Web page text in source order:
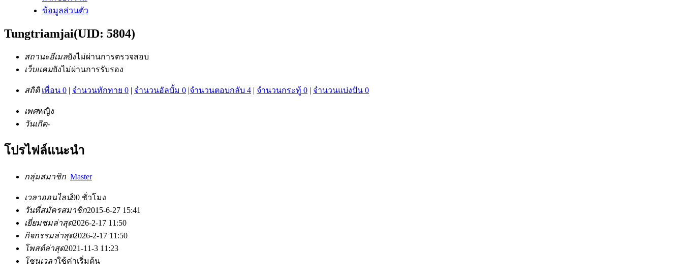
ข้อมูลส่วนตัว
Tungtriamjai(UID: 5804)
สถานะอีเมลยังไม่ผ่านการตรวจสอบ
เว็บแคมยังไม่ผ่านการรับรอง
สถิติ เพื่อน 0 | จำนวนทักทาย 0 | จำนวนอัลบั้ม 0 |จำนวนตอบกลับ 4 | จำนวนกระทู้ 0 | จำนวนแบ่งปัน 0
เพศหญิง
วันเกิด-
โปรไฟล์แนะนำ
กลุ่มสมาชิก Master
เวลาออนไลน์90 ชั่วโมง
วันที่สมัครสมาชิก2015-6-27 15:41
เยี่ยมชมล่าสุด2026-2-17 11:50
กิจกรรมล่าสุด2026-2-17 11:50
โพสต์ล่าสุด2021-11-3 11:23
โซนเวลาใช้ค่าเริ่มต้น